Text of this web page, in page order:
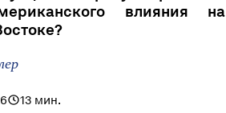
влияния на
13 мин.